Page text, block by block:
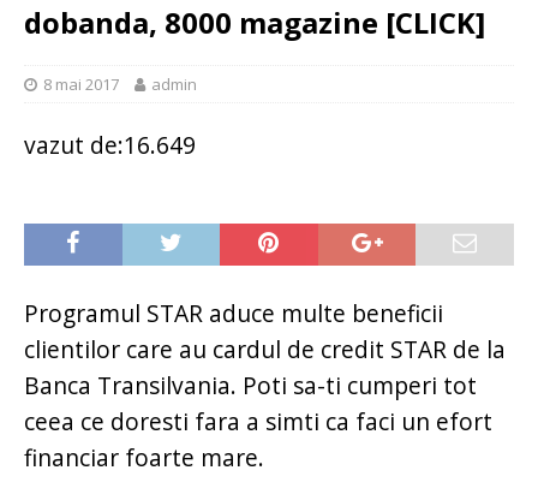
dobanda, 8000 magazine [CLICK]
8 mai 2017 admin
vazut de:16.649
Programul STAR aduce multe beneficii
clientilor care au cardul de credit STAR de la
Banca Transilvania. Poti sa-ti cumperi tot
ceea ce doresti fara a simti ca faci un efort
financiar foarte mare.